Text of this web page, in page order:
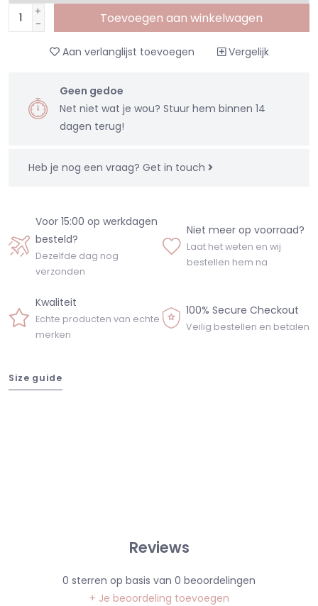
+
-
Toevoegen aan winkelwagen
Aan verlanglijst toevoegen Vergelijk
Geen gedoe
Net niet wat je wou? Stuur hem binnen 14
dagen terug!
Heb je nog een vraag? Get in touch
Voor 15:00 op werkdagen
besteld?
Dezelfde dag nog
verzonden
Niet meer op voorraad?
Laat het weten en wij
bestellen hem na
Kwaliteit
Echte producten van echte
merken
100% Secure Checkout
Veilig bestellen en betalen
Size guide
Reviews
0 sterren op basis van 0 beoordelingen
+ Je beoordeling toevoegen